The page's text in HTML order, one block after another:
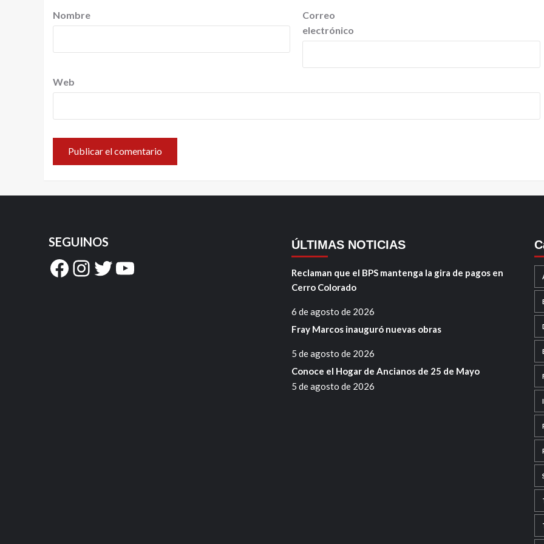
Nombre
Correo
electrónico
Web
SEGUINOS
Facebook
Instagram
Twitter
YouTube
ÚLTIMAS NOTICIAS
Reclaman que el BPS mantenga la gira de pagos en
Cerro Colorado
6 de agosto de 2026
Fray Marcos inauguró nuevas obras
5 de agosto de 2026
Conoce el Hogar de Ancianos de 25 de Mayo
5 de agosto de 2026